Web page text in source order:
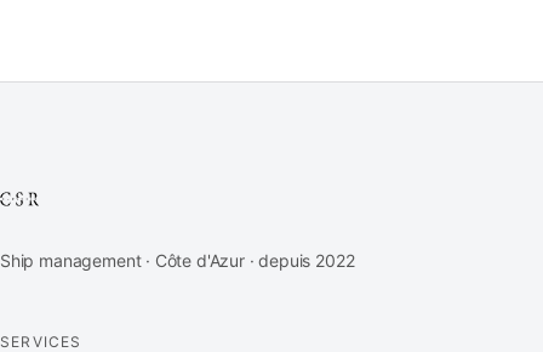
Ship management · Côte d'Azur · depuis 2022
SERVICES